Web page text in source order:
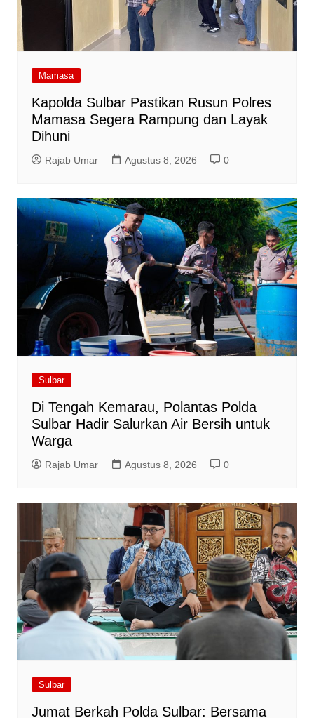
Mamasa
Kapolda Sulbar Pastikan Rusun Polres
Mamasa Segera Rampung dan Layak
Dihuni
Rajab Umar Agustus 8, 2026 0
Sulbar
Di Tengah Kemarau, Polantas Polda
Sulbar Hadir Salurkan Air Bersih untuk
Warga
Rajab Umar Agustus 8, 2026 0
Sulbar
Jumat Berkah Polda Sulbar: Bersama